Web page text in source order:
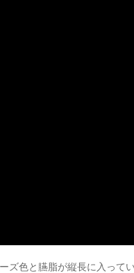
ズ色と臙脂が縦長に入ってい